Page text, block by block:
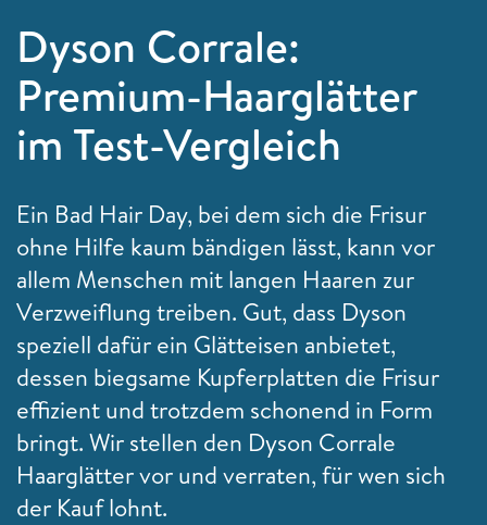
Dyson Corrale:
Premium-Haarglätter
im Test-Vergleich
Ein Bad Hair Day, bei dem sich die Frisur
ohne Hilfe kaum bändigen lässt, kann vor
allem Menschen mit langen Haaren zur
Verzweiflung treiben. Gut, dass Dyson
speziell dafür ein Glätteisen anbietet,
dessen biegsame Kupferplatten die Frisur
effizient und trotzdem schonend in Form
bringt. Wir stellen den Dyson Corrale
Haarglätter vor und verraten, für wen sich
der Kauf lohnt.